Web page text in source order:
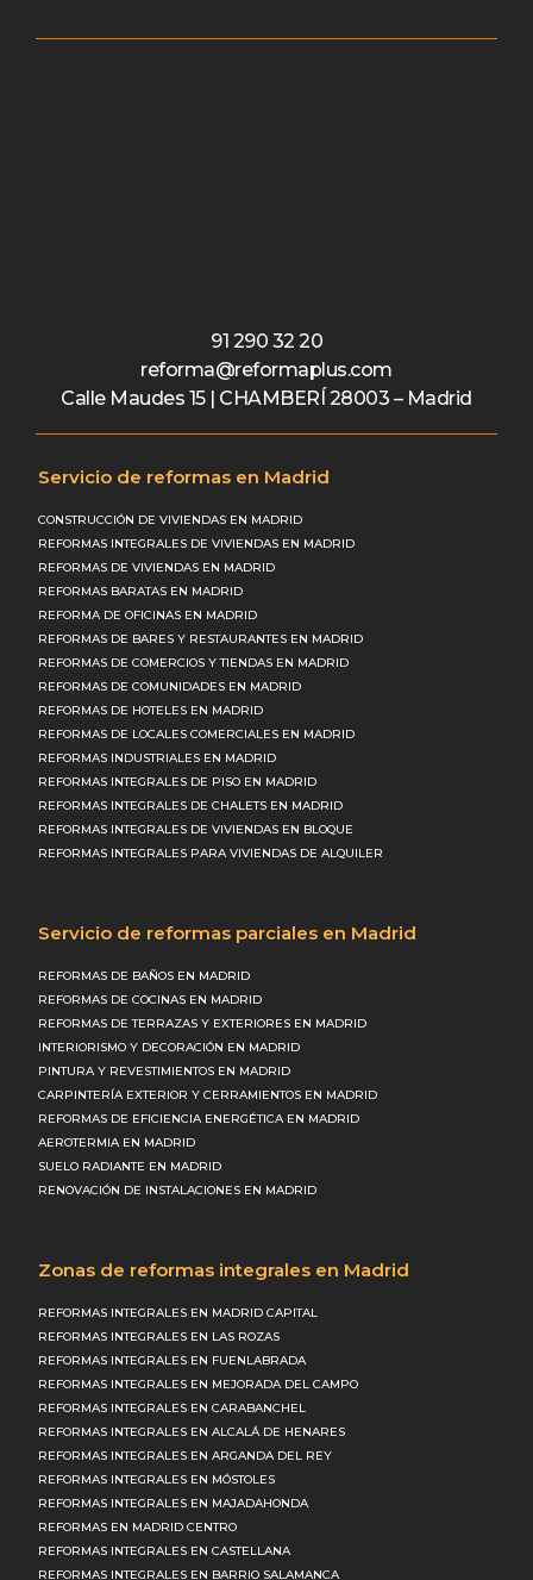
91 290 32 20
reforma@reformaplus.com
Calle Maudes 15 | CHAMBERÍ 28003 – Madrid
Servicio de reformas en Madrid
CONSTRUCCIÓN DE VIVIENDAS EN MADRID
REFORMAS INTEGRALES DE VIVIENDAS EN MADRID
REFORMAS DE VIVIENDAS EN MADRID
REFORMAS BARATAS EN MADRID
REFORMA DE OFICINAS EN MADRID
REFORMAS DE BARES Y RESTAURANTES EN MADRID
REFORMAS DE COMERCIOS Y TIENDAS EN MADRID
REFORMAS DE COMUNIDADES EN MADRID
REFORMAS DE HOTELES EN MADRID
REFORMAS DE LOCALES COMERCIALES EN MADRID
REFORMAS INDUSTRIALES EN MADRID
REFORMAS INTEGRALES DE PISO EN MADRID
REFORMAS INTEGRALES DE CHALETS EN MADRID
REFORMAS INTEGRALES DE VIVIENDAS EN BLOQUE
REFORMAS INTEGRALES PARA VIVIENDAS DE ALQUILER
Servicio de reformas parciales en Madrid
REFORMAS DE BAÑOS EN MADRID
REFORMAS DE COCINAS EN MADRID
REFORMAS DE TERRAZAS Y EXTERIORES EN MADRID
INTERIORISMO Y DECORACIÓN EN MADRID
PINTURA Y REVESTIMIENTOS EN MADRID
CARPINTERÍA EXTERIOR Y CERRAMIENTOS EN MADRID
REFORMAS DE EFICIENCIA ENERGÉTICA EN MADRID
AEROTERMIA EN MADRID
SUELO RADIANTE EN MADRID
RENOVACIÓN DE INSTALACIONES EN MADRID
Zonas de reformas integrales en Madrid
REFORMAS INTEGRALES EN MADRID CAPITAL
REFORMAS INTEGRALES EN LAS ROZAS
REFORMAS INTEGRALES EN FUENLABRADA
REFORMAS INTEGRALES EN MEJORADA DEL CAMPO
REFORMAS INTEGRALES EN CARABANCHEL
REFORMAS INTEGRALES EN ALCALÁ DE HENARES
REFORMAS INTEGRALES EN ARGANDA DEL REY
REFORMAS INTEGRALES EN MÓSTOLES
REFORMAS INTEGRALES EN MAJADAHONDA
REFORMAS EN MADRID CENTRO
REFORMAS INTEGRALES EN CASTELLANA
REFORMAS INTEGRALES EN BARRIO SALAMANCA